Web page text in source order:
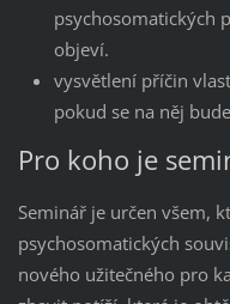
psychosomatických
objeví.
vysvětlení příčin
pokud se na něj
Pro koho je
Seminář je určen všem,
psychosomatických
nového užitečného pro